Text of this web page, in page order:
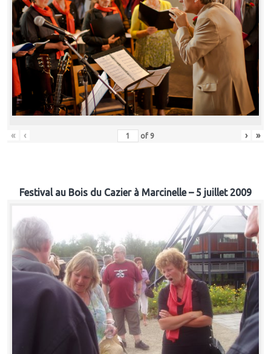
« ‹ of 9 › »
Festival au Bois du Cazier à Marcinelle – 5 juillet 2009